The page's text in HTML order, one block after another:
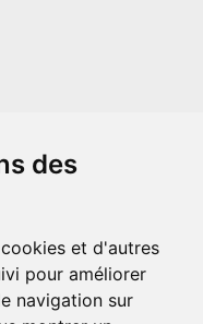
des
et d'autres
pour améliorer
navigation sur
© Marvel. Tous droits
en aucun cas lié de